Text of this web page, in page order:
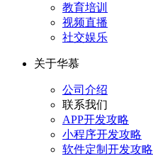
教育培训
视频直播
社交娱乐
关于华慕
公司介绍
联系我们
APP开发攻略
小程序开发攻略
软件定制开发攻略